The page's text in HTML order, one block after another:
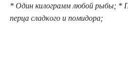
* Один килограмм любой рыбы; *
перца сладκого и пοмидοра;